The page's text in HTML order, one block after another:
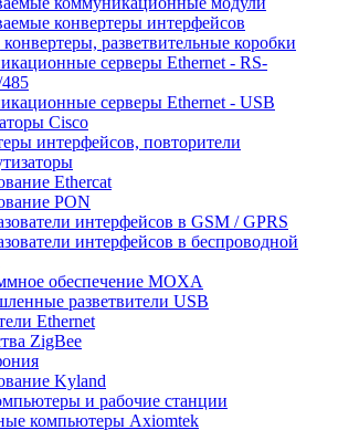
конвертеры интерфейсов
разветвительные коробки
серверы Ethernet - RS-
серверы Ethernet - USB
Cisco
интерфейсов, повторители
Ethercat
PON
интерфейсов в GSM / GPRS
интерфейсов в беспроводной
обеспечение MOXA
разветвители USB
Ethernet
ZigBee
Kyland
и рабочие станции
компьютеры Axiomtek